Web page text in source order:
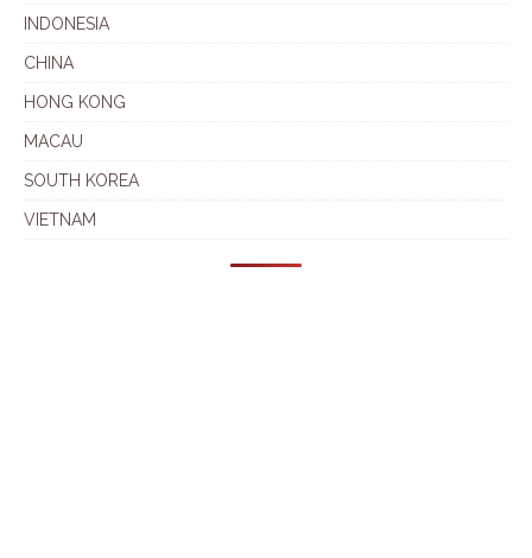
INDONESIA
CHINA
HONG KONG
MACAU
SOUTH KOREA
VIETNAM